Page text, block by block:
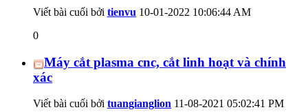
Viết bài cuối bởi tienvu 10-01-2022 10:06:44 AM
0
Máy cắt plasma cnc, cắt linh hoạt và chính
xác
Viết bài cuối bởi tuangianglion 11-08-2021 05:02:41 PM